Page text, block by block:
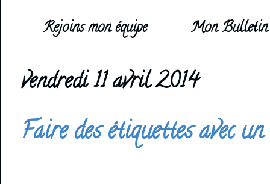
Rejoins mon équipe
Mon
vendredi 11 avril 2014
Faire des étiquettes avec